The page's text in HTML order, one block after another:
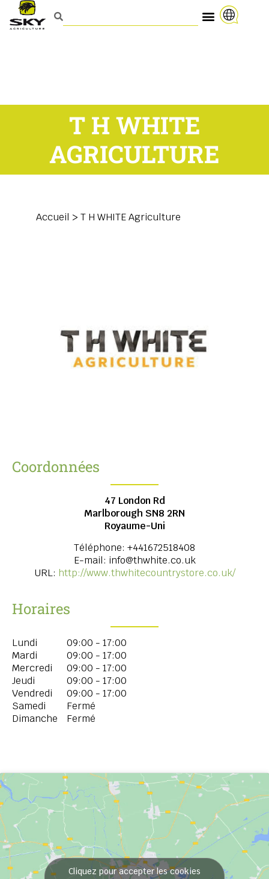
T H WHITE
AGRICULTURE
Accueil > T H WHITE Agriculture
Coordonnées
47 London Rd
Marlborough SN8 2RN
Royaume-Uni
Téléphone: +441672518408
E-mail: info@thwhite.co.uk
URL: http://www.thwhitecountrystore.co.uk/
Horaires
Lundi
09:00 - 17:00
Mardi
09:00 - 17:00
Mercredi
09:00 - 17:00
Jeudi
09:00 - 17:00
Vendredi
09:00 - 17:00
Samedi
Fermé
Dimanche
Fermé
Cliquez pour accepter les cookies